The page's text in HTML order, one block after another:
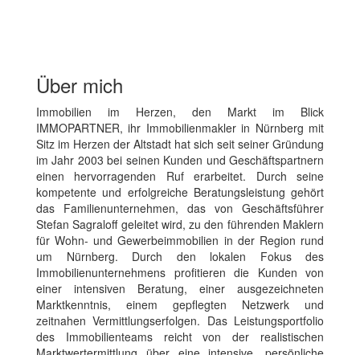
Über mich
Immobilien im Herzen, den Markt im Blick
IMMOPARTNER, ihr Immobilienmakler in Nürnberg mit
Sitz im Herzen der Altstadt hat sich seit seiner Gründung
im Jahr 2003 bei seinen Kunden und Geschäftspartnern
einen hervorragenden Ruf erarbeitet. Durch seine
kompetente und erfolgreiche Beratungsleistung gehört
das Familienunternehmen, das von Geschäftsführer
Stefan Sagraloff geleitet wird, zu den führenden Maklern
für Wohn- und Gewerbeimmobilien in der Region rund
um Nürnberg. Durch den lokalen Fokus des
Immobilienunternehmens profitieren die Kunden von
einer intensiven Beratung, einer ausgezeichneten
Marktkenntnis, einem gepflegten Netzwerk und
zeitnahen Vermittlungserfolgen. Das Leistungsportfolio
des Immobilienteams reicht von der realistischen